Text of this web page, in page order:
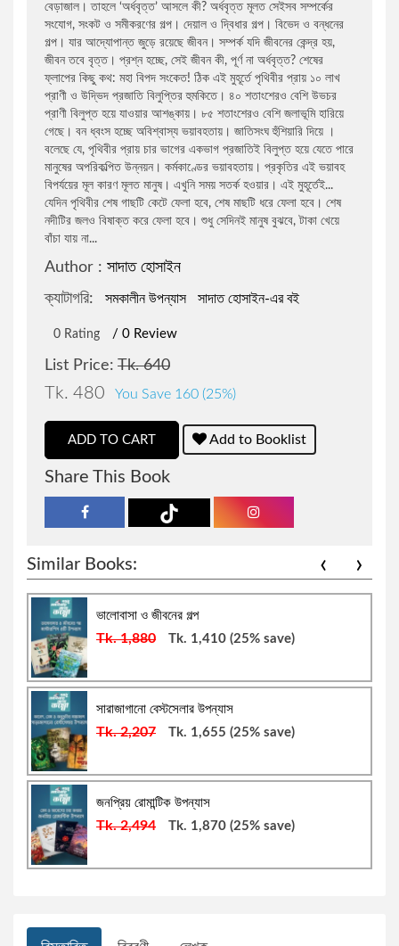
ইলমা বেহরোজ
সাদাত হোসাইন
রবিন জামান খান
জন সি. ম্যাক্সওয়েল
মনোয়ারুল ইসলাম
শামসুজ্জামান শামস
ড. মো. আনোয়ারুল ইসলাম
সৈয়দ আনোয়ার হোসেন
সাইমন জাকারিয়া
ড. জিতেন্দ্র লাল বড়ুয়া
মিশেল ওবামা
রেশমী রফিক
বলাইচাঁদ মুখোপাধ্যায়
ব্যবসা-বানিজ্য ও অর্থনীতি বিষয়ক
অনুবাদ: আত্ম-উন্নয়ন ও মেডিটেশন
আত্ম-উন্নয়ন, মোটিভেশনাল ও মেডিটেশন
জীবনী ও স্মৃতিচারণ: বিবিধ
রাজনৈতিক ব্যক্তিত্ব
স্বাস্থ্যবিধি ও পরামর্শ
কম্পিউটার প্রোগ্রামিং
অনুবাদ: জীবনী, স্মৃতিচারণ ও সাক্ষাৎকার
রহস্য ও গোয়েন্দা উপন্যাস
অতিপ্রাকৃত ও ভৌতিক
বাংলা কবিতা
ভৌতিক উপন্যাস
প্যারাসাইকোলজিকাল উপন্যাস
বেড়াজাল। তাহলে ‘অর্ধবৃত্ত’ আসলে কী? অর্ধবৃত্ত মূলত সেইসব সম্পর্কের
সংযােগ, সংকট ও সমীকরণের গল্প। দেয়াল ও দ্বিধার গল্প। বিভেদ ও বন্ধনের
গল্প। যার আদ্যোপান্ত জুড়ে রয়েছে জীবন। সম্পর্ক যদি জীবনের কেন্দ্র হয়,
জীবন তবে বৃত্ত। প্রশ্ন হচ্ছে, সেই জীবন কী, পূর্ণ না অর্ধবৃত্ত? শেষের
ফ্লাপের কিছু কথ: মহা বিপদ সংকেত! ঠিক এই মুহূর্তে পৃথিবীর প্রায় ১০ লাখ
প্রাণী ও উদ্ভিদ প্রজাতি বিলুপ্তির হুমকিতে। ৪০ শতাংশেরও বেশি উভচর
প্রাণী বিলুপ্ত হয়ে যাওয়ার আশঙ্কায়। ৮৫ শতাংশেরও বেশি জলাভূমি হারিয়ে
গেছে। বন ধ্বংস হচ্ছে অবিশ্বাস্য ভয়াবহতায়। জাতিসংঘ হুঁশিয়ারি দিয়ে ।
বলেছে যে, পৃথিবীর প্রায় চার ভাগের একভাগ প্রজাতিই বিলুপ্ত হয়ে যেতে পারে
মানুষের অপরিকল্পিত উন্নয়ন। কর্মকাণ্ডের ভয়াবহতায়। প্রকৃতির এই ভয়াবহ
বিপর্যয়ের মূল কারণ মূলত মানুষ। এখুনি সময় সতর্ক হওয়ার। এই মুহূর্তেই...
যেদিন পৃথিবীর শেষ গাছটি কেটে ফেলা হবে, শেষ মাছটি ধরে ফেলা হবে। শেষ
নদীটির জলও বিষাক্ত করে ফেলা হবে। শুধু সেদিনই মানুষ বুঝবে, টাকা খেয়ে
বাঁচা যায় না...
Author : সাদাত হোসাইন
ক্যাটাগরি:
সমকালীন উপন্যাস সাদাত হোসাইন-এর বই
0 Rating / 0 Review
List Price: Tk. 640
Tk. 480 You Save 160 (25%)
ADD TO CART Add to Booklist
Share This Book
Similar Books:
ভালোবাসা ও জীবনের গল্প
Tk. 1,880 Tk. 1,410 (25% save)
সারাজাগানো বেস্টসেলার উপন্যাস
Tk. 2,207 Tk. 1,655 (25% save)
জনপ্রিয় রোমান্টিক উপন্যাস
Tk. 2,494 Tk. 1,870 (25% save)
‹ ›